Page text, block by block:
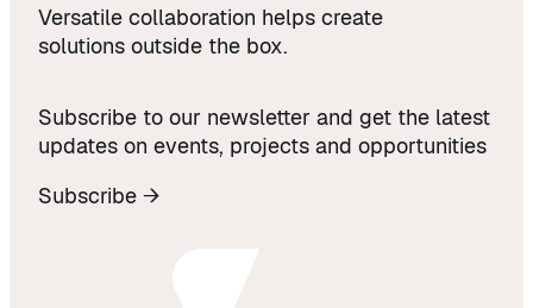
Versatile collaboration helps create
solutions outside the box.
Subscribe to our newsletter and get the latest
updates on events, projects and opportunities
Subscribe →